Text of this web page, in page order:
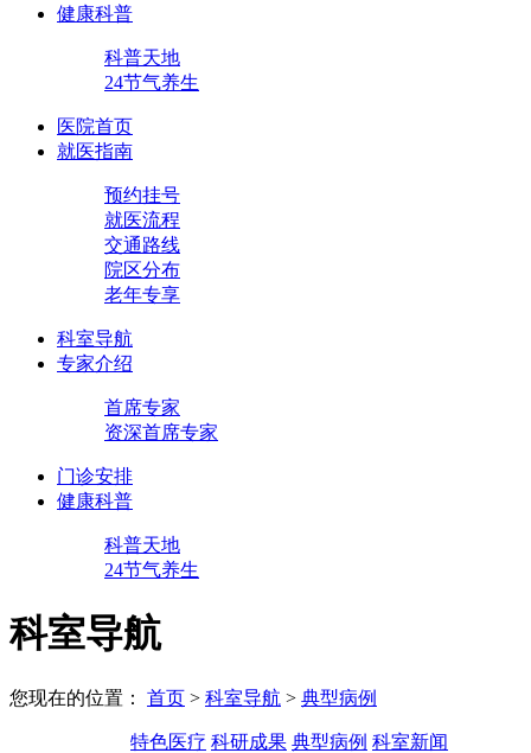
健康科普
科普天地
24节气养生
医院首页
就医指南
预约挂号
就医流程
交通路线
院区分布
老年专享
科室导航
专家介绍
首席专家
资深首席专家
门诊安排
健康科普
科普天地
24节气养生
科室导航
您现在的位置： 首页 > 科室导航 > 典型病例
特色医疗 科研成果 典型病例 科室新闻